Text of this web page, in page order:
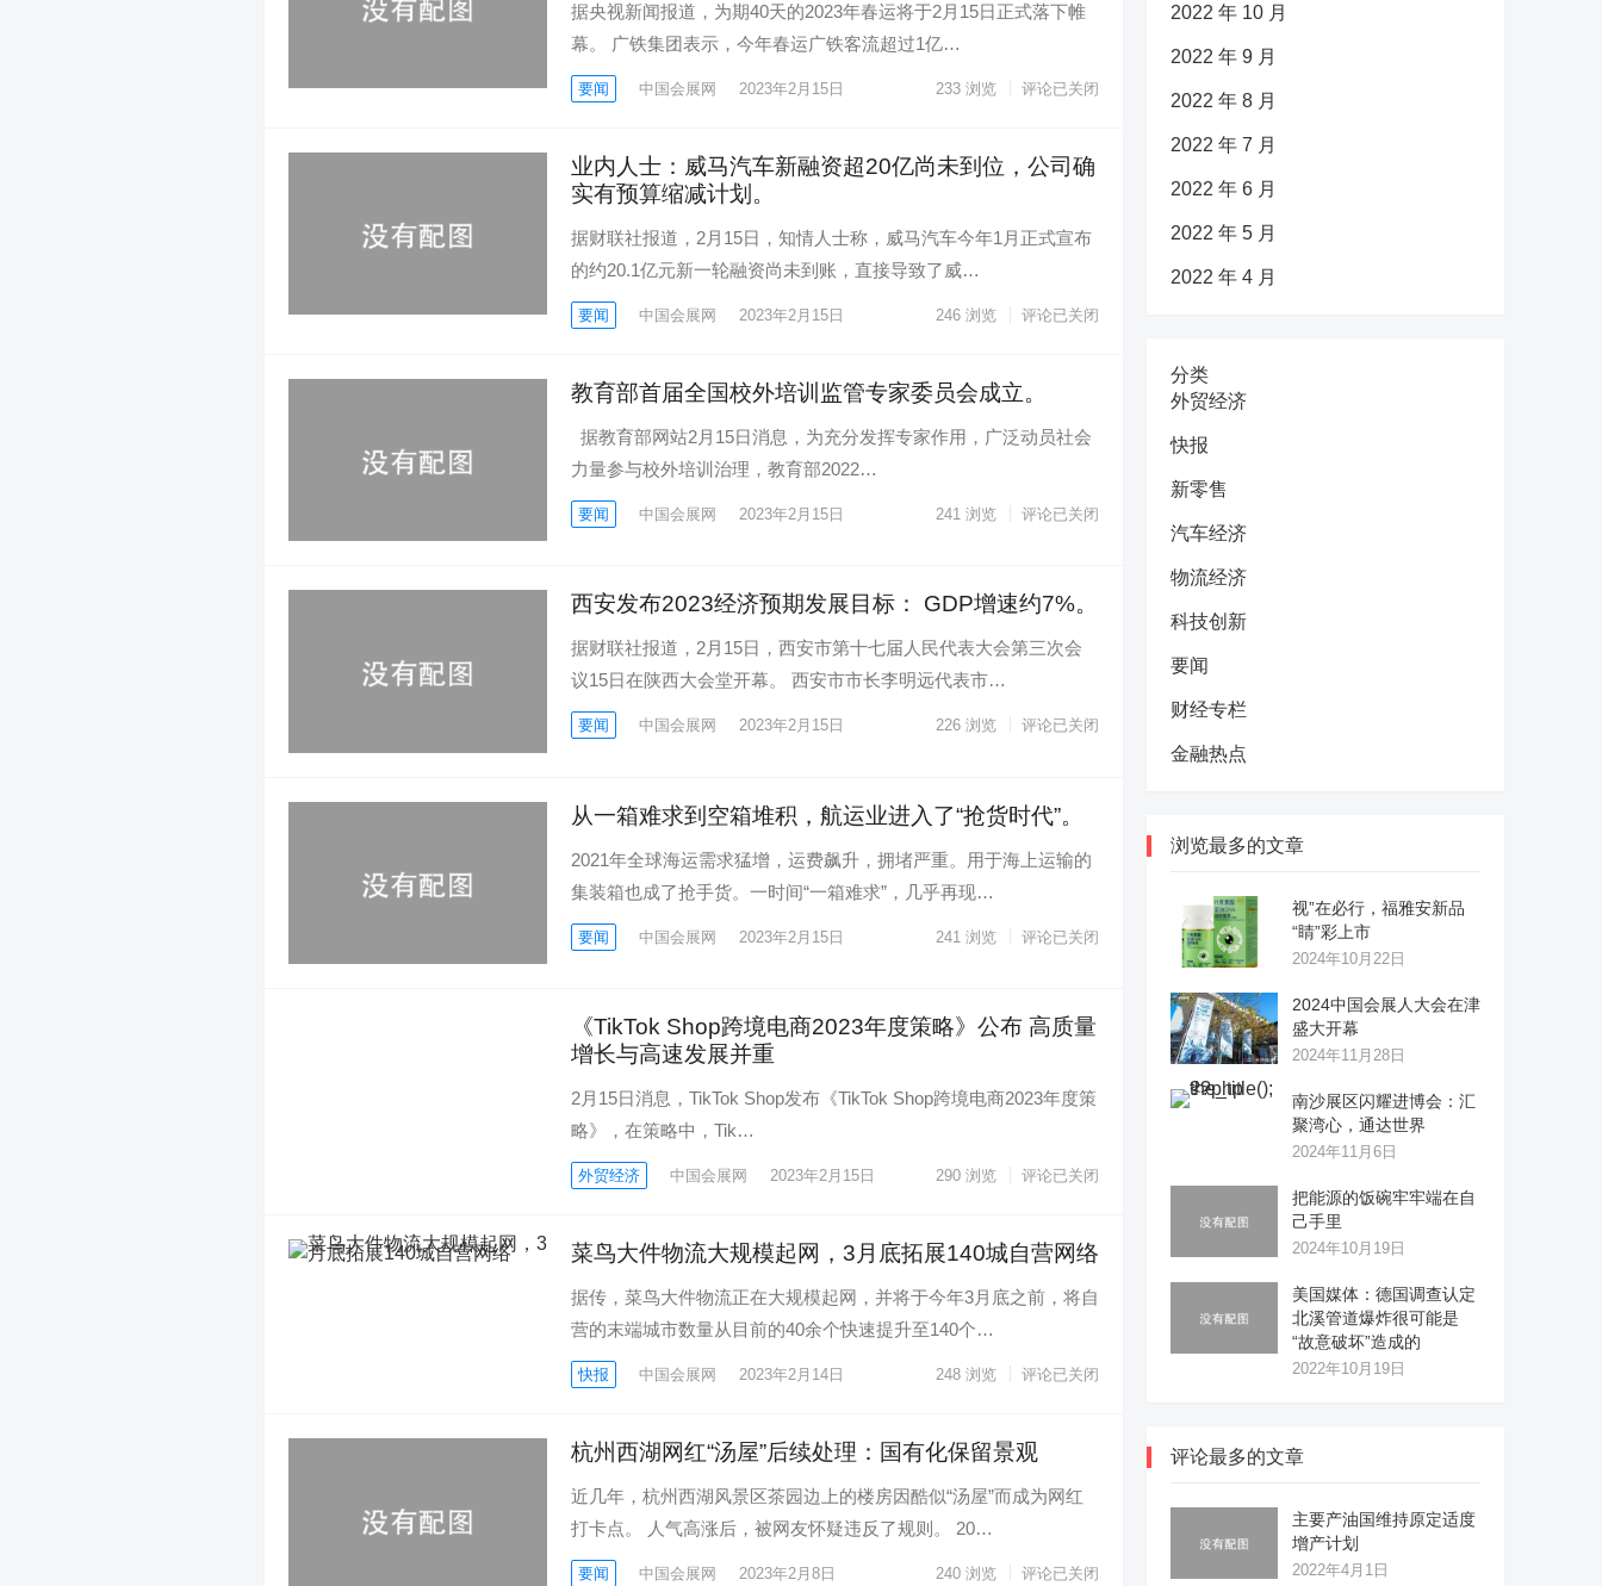
据央视新闻报道，为期40天的2023年春运将于2月15日正式落下帷
幕。 广铁集团表示，今年春运广铁客流超过1亿…
要闻 中国会展网 2023年2月15日 233 浏览 评论已关闭
业内人士：威马汽车新融资超20亿尚未到位，公司确
实有预算缩减计划。
据财联社报道，2月15日，知情人士称，威马汽车今年1月正式宣布
的约20.1亿元新一轮融资尚未到账，直接导致了威…
要闻 中国会展网 2023年2月15日 246 浏览 评论已关闭
教育部首届全国校外培训监管专家委员会成立。
据教育部网站2月15日消息，为充分发挥专家作用，广泛动员社会
力量参与校外培训治理，教育部2022…
要闻 中国会展网 2023年2月15日 241 浏览 评论已关闭
西安发布2023经济预期发展目标： GDP增速约7%。
据财联社报道，2月15日，西安市第十七届人民代表大会第三次会
议15日在陕西大会堂开幕。 西安市市长李明远代表市…
要闻 中国会展网 2023年2月15日 226 浏览 评论已关闭
从一箱难求到空箱堆积，航运业进入了“抢货时代”。
2021年全球海运需求猛增，运费飙升，拥堵严重。用于海上运输的
集装箱也成了抢手货。一时间“一箱难求”，几乎再现…
要闻 中国会展网 2023年2月15日 241 浏览 评论已关闭
《TikTok Shop跨境电商2023年度策略》公布 高质量
增长与高速发展并重
2月15日消息，TikTok Shop发布《TikTok Shop跨境电商2023年度策
略》，在策略中，Tik…
外贸经济 中国会展网 2023年2月15日 290 浏览 评论已关闭
菜鸟大件物流大规模起网，3月底拓展140城自营网络
据传，菜鸟大件物流正在大规模起网，并将于今年3月底之前，将自
营的末端城市数量从目前的40余个快速提升至140个…
快报 中国会展网 2023年2月14日 248 浏览 评论已关闭
杭州西湖网红“汤屋”后续处理：国有化保留景观
近几年，杭州西湖风景区茶园边上的楼房因酷似“汤屋”而成为网红
打卡点。 人气高涨后，被网友怀疑违反了规则。 20…
要闻 中国会展网 2023年2月8日 240 浏览 评论已关闭
2022 年 10 月
2022 年 9 月
2022 年 8 月
2022 年 7 月
2022 年 6 月
2022 年 5 月
2022 年 4 月
分类
外贸经济
快报
新零售
汽车经济
物流经济
科技创新
要闻
财经专栏
金融热点
浏览最多的文章
视”在必行，福雅安新品
“睛”彩上市
2024年10月22日
2024中国会展人大会在津
盛大开幕
2024年11月28日
南沙展区闪耀进博会：汇
聚湾心，通达世界
2024年11月6日
把能源的饭碗牢牢端在自
己手里
2024年10月19日
美国媒体：德国调查认定
北溪管道爆炸很可能是
“故意破坏”造成的
2022年10月19日
评论最多的文章
主要产油国维持原定适度
增产计划
2022年4月1日